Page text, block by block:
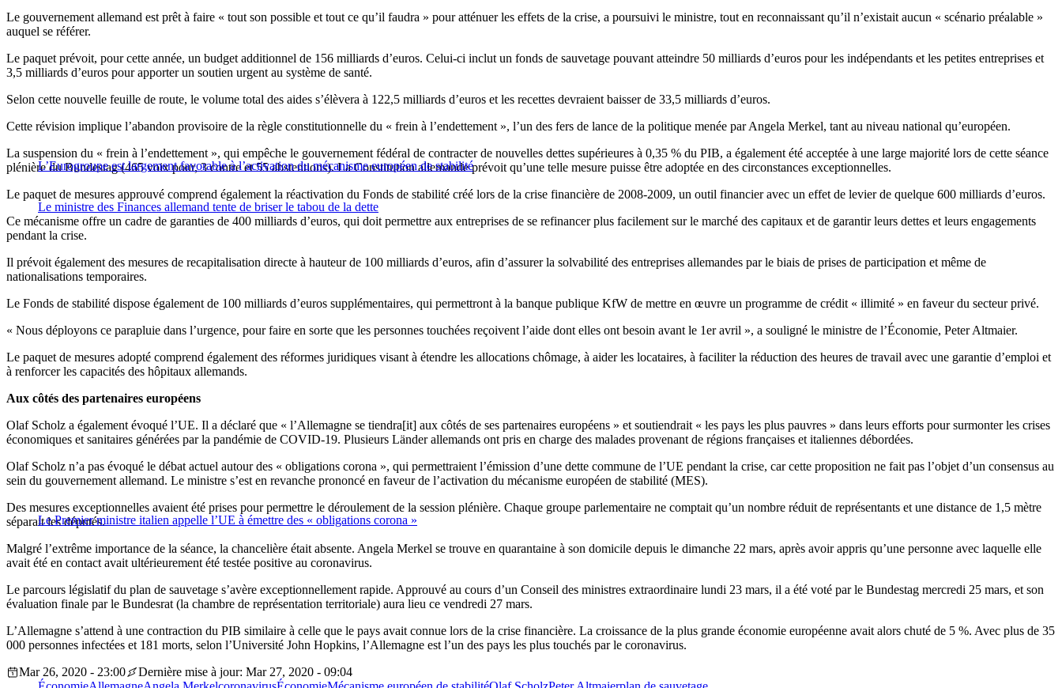
Le gouvernement allemand est prêt à faire « tout son possible et tout ce qu’il faudra » pour atténuer les effets de la crise, a poursuivi le ministre, tout en reconnaissant qu’il n’existait aucun « scénario préalable »
auquel se référer.
Le paquet prévoit, pour cette année, un budget additionnel de 156 milliards d’euros. Celui-ci inclut un fonds de sauvetage pouvant atteindre 50 milliards d’euros pour les indépendants et les petites entreprises et
3,5 milliards d’euros pour apporter un soutien urgent au système de santé.
Selon cette nouvelle feuille de route, le volume total des aides s’élèvera à 122,5 milliards d’euros et les recettes devraient baisser de 33,5 milliards d’euros.
Cette révision implique l’abandon provisoire de la règle constitutionnelle du « frein à l’endettement », l’un des fers de lance de la politique menée par Angela Merkel, tant au niveau national qu’européen.
L’Eurogroupe est largement favorable à l’activation du mécanisme européen de stabilité
La suspension du « frein à l’endettement », qui empêche le gouvernement fédéral de contracter de nouvelles dettes supérieures à 0,35 % du PIB, a également été acceptée à une large majorité lors de cette séance
plénière du Bundestag (465 voix pour, 3 contre et 55 abstentions). La Constitution allemande prévoit qu’une telle mesure puisse être adoptée en des circonstances exceptionnelles.
Le ministre des Finances allemand tente de briser le tabou de la dette
Le paquet de mesures approuvé comprend également la réactivation du Fonds de stabilité créé lors de la crise financière de 2008-2009, un outil financier avec un effet de levier de quelque 600 milliards d’euros.
Ce mécanisme offre un cadre de garanties de 400 milliards d’euros, qui doit permettre aux entreprises de se refinancer plus facilement sur le marché des capitaux et de garantir leurs dettes et leurs engagements
pendant la crise.
Il prévoit également des mesures de recapitalisation directe à hauteur de 100 milliards d’euros, afin d’assurer la solvabilité des entreprises allemandes par le biais de prises de participation et même de
nationalisations temporaires.
Le Fonds de stabilité dispose également de 100 milliards d’euros supplémentaires, qui permettront à la banque publique KfW de mettre en œuvre un programme de crédit « illimité » en faveur du secteur privé.
« Nous déployons ce parapluie dans l’urgence, pour faire en sorte que les personnes touchées reçoivent l’aide dont elles ont besoin avant le 1er avril », a souligné le ministre de l’Économie, Peter Altmaier.
Le paquet de mesures adopté comprend également des réformes juridiques visant à étendre les allocations chômage, à aider les locataires, à faciliter la réduction des heures de travail avec une garantie d’emploi et
à renforcer les capacités des hôpitaux allemands.
Aux côtés des partenaires européens
Olaf Scholz a également évoqué l’UE. Il a déclaré que « l’Allemagne se tiendra[it] aux côtés de ses partenaires européens » et soutiendrait « les pays les plus pauvres » dans leurs efforts pour surmonter les crises
économiques et sanitaires générées par la pandémie de COVID-19. Plusieurs Länder allemands ont pris en charge des malades provenant de régions françaises et italiennes débordées.
Olaf Scholz n’a pas évoqué le débat actuel autour des « obligations corona », qui permettraient l’émission d’une dette commune de l’UE pendant la crise, car cette proposition ne fait pas l’objet d’un consensus au
sein du gouvernement allemand. Le ministre s’est en revanche prononcé en faveur de l’activation du mécanisme européen de stabilité (MES).
Le Premier ministre italien appelle l’UE à émettre des « obligations corona »
Des mesures exceptionnelles avaient été prises pour permettre le déroulement de la session plénière. Chaque groupe parlementaire ne comptait qu’un nombre réduit de représentants et une distance de 1,5 mètre
séparait les députés.
Malgré l’extrême importance de la séance, la chancelière était absente. Angela Merkel se trouve en quarantaine à son domicile depuis le dimanche 22 mars, après avoir appris qu’une personne avec laquelle elle
avait été en contact avait ultérieurement été testée positive au coronavirus.
Le parcours législatif du plan de sauvetage s’avère exceptionnellement rapide. Approuvé au cours d’un Conseil des ministres extraordinaire lundi 23 mars, il a été voté par le Bundestag mercredi 25 mars, et son
évaluation finale par le Bundesrat (la chambre de représentation territoriale) aura lieu ce vendredi 27 mars.
L’Allemagne s’attend à une contraction du PIB similaire à celle que le pays avait connue lors de la crise financière. La croissance de la plus grande économie européenne avait alors chuté de 5 %. Avec plus de 35
000 personnes infectées et 181 morts, selon l’Université John Hopkins, l’Allemagne est l’un des pays les plus touchés par le coronavirus.
Mar 26, 2020 - 23:00
Dernière mise à jour: Mar 27, 2020 - 09:04